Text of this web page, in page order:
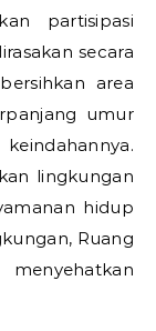
partisipasi
secara
area
umur
lingkungan
hidup
Ruang